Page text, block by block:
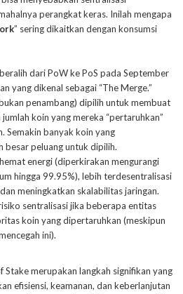
perangkat keras. Inilah mengapa
” sering dikaitkan dengan konsumsi
dari PoW ke PoS pada September
yang dikenal sebagai “The Merge.”
penambang) dipilih untuk membuat
koin yang mereka “pertaruhkan”
Semakin banyak koin yang
besar peluang untuk dipilih.
energi (diperkirakan mengurangi
hingga 99.95%), lebih terdesentralisasi
meningkatkan skalabilitas jaringan.
sentralisasi jika beberapa entitas
koin yang dipertaruhkan (meskipun
ini).
Stake merupakan langkah signifikan yang
efisiensi, keamanan, dan keberlanjutan